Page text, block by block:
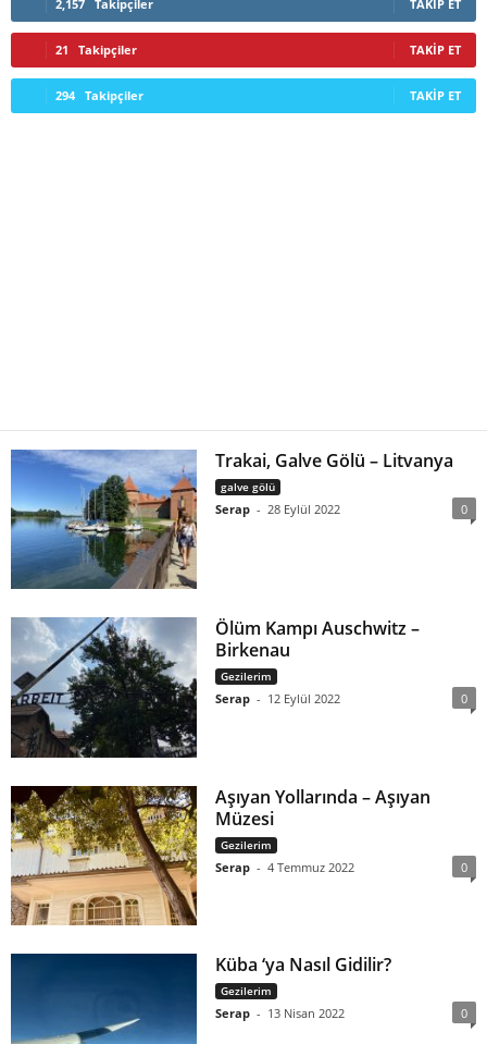
2,157 Takipçiler TAKIP ET
21 Takipçiler TAKIP ET
294 Takipçiler TAKIP ET
Trakai, Galve Gölü – Litvanya
galve gölü
Serap - 28 Eylül 2022 0
Ölüm Kampı Auschwitz –
Birkenau
Gezilerim
Serap - 12 Eylül 2022 0
Aşıyan Yollarında – Aşıyan
Müzesi
Gezilerim
Serap - 4 Temmuz 2022 0
Küba ‘ya Nasıl Gidilir?
Gezilerim
Serap - 13 Nisan 2022 0